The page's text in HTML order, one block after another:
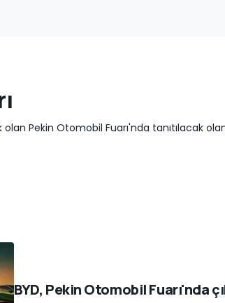
Pekin Otomobil Fuarı'nda tanıtılacak
BYD, Pekin Otomobil Fuarı'nda